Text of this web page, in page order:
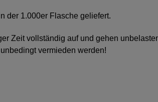
der 1.000er Flasche geliefert.
Zeit vollständig auf und gehen
vermieden werden!